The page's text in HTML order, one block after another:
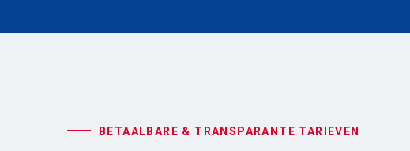
BETAALBARE & TRANSPARANTE TARIEVEN